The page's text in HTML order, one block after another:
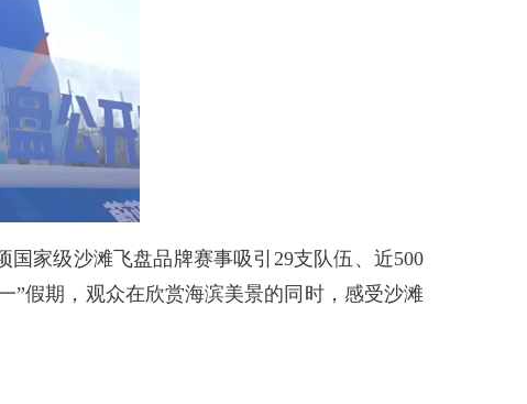
家级沙滩飞盘品牌赛事吸引29支队伍、近500
”假期，观众在欣赏海滨美景的同时，感受沙滩